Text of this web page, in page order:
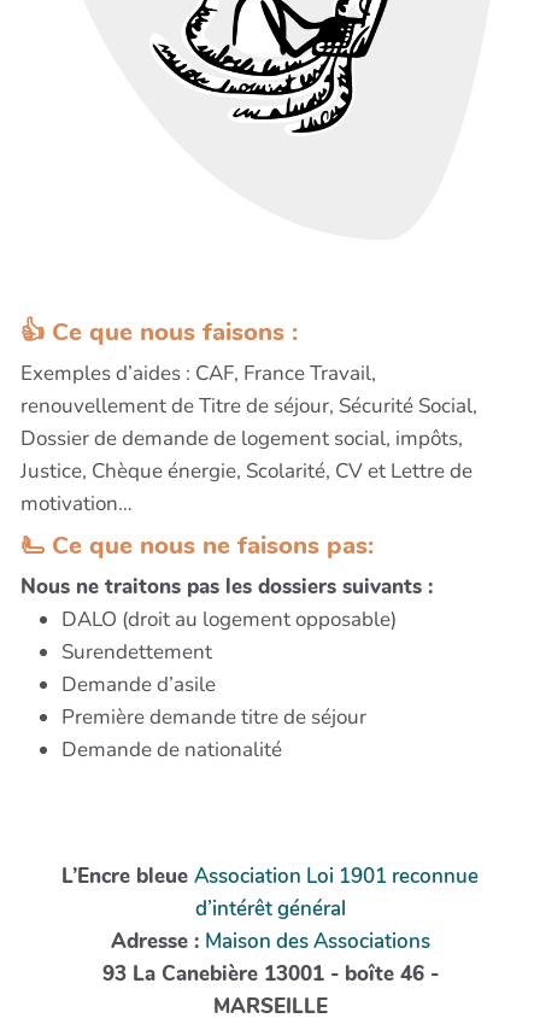
👍 Ce que nous faisons :
Exemples d’aides : CAF, France Travail,
renouvellement de Titre de séjour, Sécurité Social,
Dossier de demande de logement social, impôts,
Justice, Chèque énergie, Scolarité, CV et Lettre de
motivation…
🫷 Ce que nous ne faisons pas:
Nous ne traitons pas les dossiers suivants :
DALO (droit au logement opposable)
Surendettement
Demande d’asile
Première demande titre de séjour
Demande de nationalité
L’Encre bleue Association Loi 1901 reconnue
d’intérêt général
Adresse : Maison des Associations
93 La Canebière 13001 - boîte 46 -
MARSEILLE